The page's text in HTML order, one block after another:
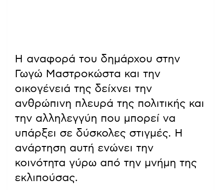
Η αναφορά του δημάρχου στην
Γωγώ Μαστροκώστα και την
οικογένειά της δείχνει την
ανθρώπινη πλευρά της πολιτικής και
την αλληλεγγύη που μπορεί να
υπάρξει σε δύσκολες στιγμές. Η
ανάρτηση αυτή ενώνει την
κοινότητα γύρω από την μνήμη της
εκλιπούσας.